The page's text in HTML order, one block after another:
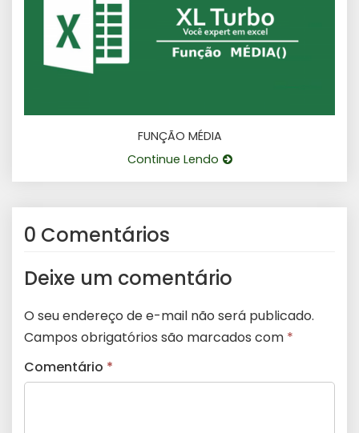
FUNÇÃO MÉDIA
Continue Lendo
0 Comentários
Deixe um comentário
O seu endereço de e-mail não será publicado.
Campos obrigatórios são marcados com *
Comentário *